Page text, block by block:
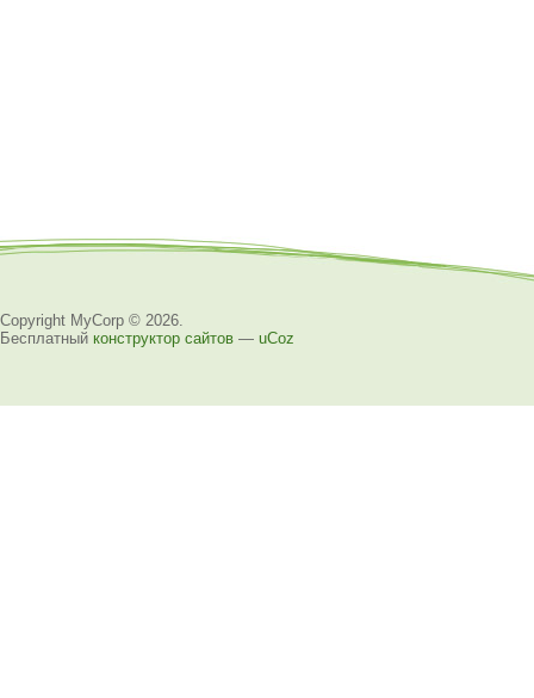
Copyright MyCorp © 2026
Бесплатный конструктор сайтов — uCoz